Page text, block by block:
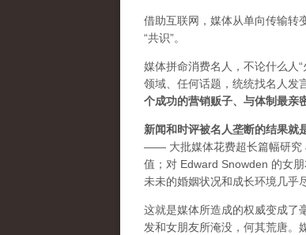
借助互联网，媒体从单向传输转
“共识”。
媒体拼命消费名人，不论什么人
领域、任何话题，统统找名人发
个成功的营销贩子、与体制最亲
新闻和时评被名人垄断的结果就
—— 大批媒体花费超长篇幅研究
值；对 Edward Snowden 的女
未未的婚姻状况和成长环境几乎
这就是媒体所造成的权威变成了
发和女朋友所淹没，何其荒唐。